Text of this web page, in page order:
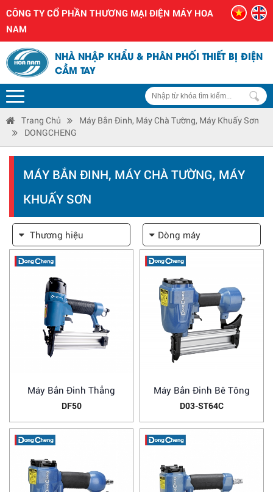
CÔNG TY CỔ PHẦN THƯƠNG MẠI ĐIỆN MÁY HOA
NAM
NHÀ NHẬP KHẨU & PHÂN PHỐI THIẾT BỊ ĐIỆN
CẦM TAY
Trang Chủ
Máy Bắn Đinh, Máy Chà Tường, Máy Khuấy Sơn
DONGCHENG
MÁY BẮN ĐINH, MÁY CHÀ TƯỜNG, MÁY
KHUẤY SƠN
Thương hiệu Dòng máy
Máy Bắn Đinh Thẳng
DF50
Máy Bắn Đinh Bê Tông
D03-ST64C